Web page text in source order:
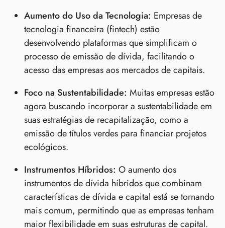
Aumento do Uso da Tecnologia: Empresas de
tecnologia financeira (fintech) estão
desenvolvendo plataformas que simplificam o
processo de emissão de dívida, facilitando o
acesso das empresas aos mercados de capitais.
Foco na Sustentabilidade: Muitas empresas estão
agora buscando incorporar a sustentabilidade em
suas estratégias de recapitalização, como a
emissão de títulos verdes para financiar projetos
ecológicos.
Instrumentos Híbridos: O aumento dos
instrumentos de dívida híbridos que combinam
características de dívida e capital está se tornando
mais comum, permitindo que as empresas tenham
maior flexibilidade em suas estruturas de capital.